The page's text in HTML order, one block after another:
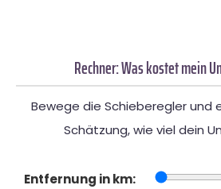
Rechner: Was kostet mein
Bewege die Schieberegler und
Schätzung, wie viel dein
Entfernung in km: